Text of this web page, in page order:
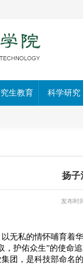
生教育 科学研究
扬子
发布时
无私的情怀哺育着
护佑众生”的使命追
团，是科技部命名